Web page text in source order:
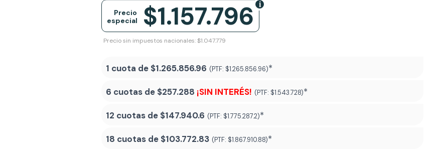
$1.157.796
Precio
especial
Precio sin impuestos nacionales: $1.047.779
1 cuota de $1.265.856.96 (PTF: $1.265.856.96)*
6 cuotas de $257.288 ¡SIN INTERÉS! (PTF: $1.543.728)*
12 cuotas de $147.940.6 (PTF: $1.775.287.2)*
18 cuotas de $103.772.83 (PTF: $1.867.910.88)*